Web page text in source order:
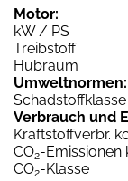
Motor:
kW / PS
Treibstoff
Hubraum
Umweltnormen:
Schadstoffklasse
Verbrauch und
Kraftstoffverbr.
CO2-Emissionen
CO2-Klasse